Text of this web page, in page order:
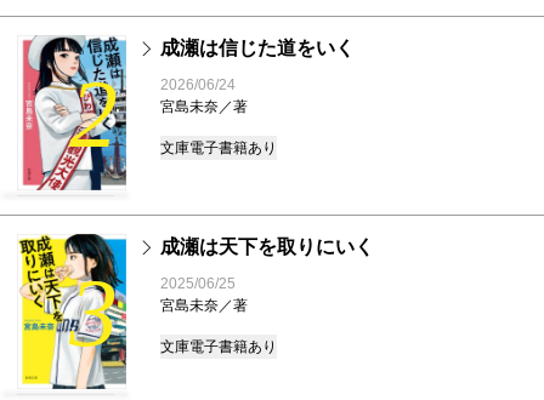
2
成瀬は信じた道をいく
2026/06/24
宮島未奈／著
文庫電子書籍あり
3
成瀬は天下を取りにいく
2025/06/25
宮島未奈／著
文庫電子書籍あり